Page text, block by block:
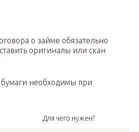
о займе обязательно
оригиналы или скан
необходимы при
Для чего нужен?